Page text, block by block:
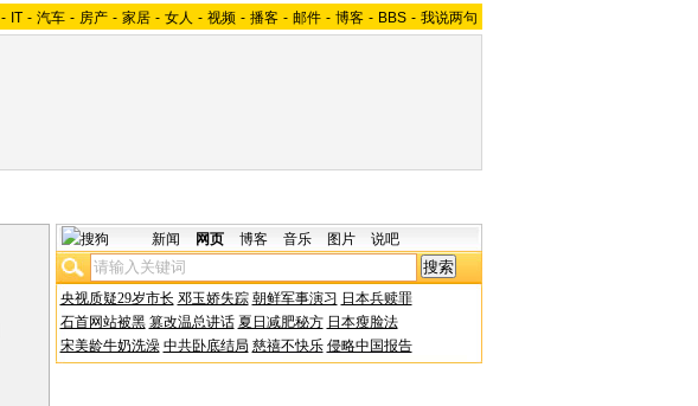
- IT - 汽车 - 房产 - 家居 - 女人 - 视频 - 播客 - 邮件 - 博客 - BBS - 我说两句
新闻 网页 博客 音乐 图片 说吧
央视质疑29岁市长 邓玉娇失踪 朝鲜军事演习 日本兵赎罪
石首网站被黑 篡改温总讲话 夏日减肥秘方 日本瘦脸法
宋美龄牛奶洗澡 中共卧底结局 慈禧不快乐 侵略中国报告